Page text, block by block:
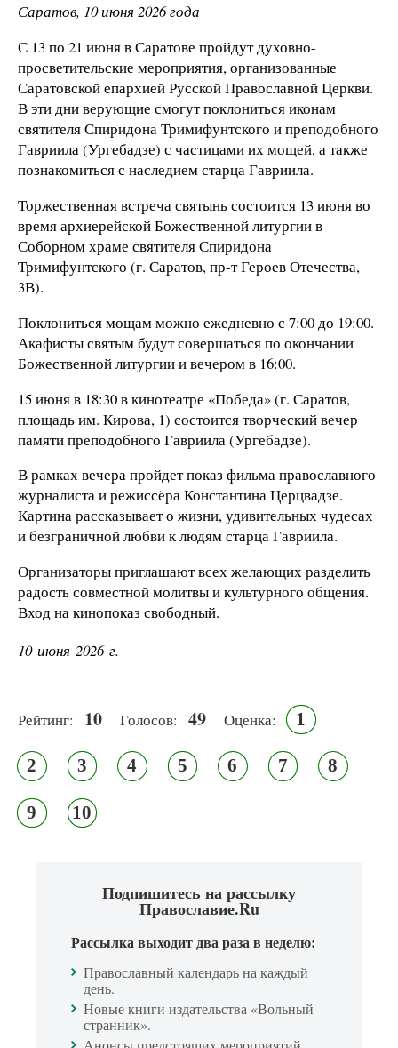
Саратов, 10 июня 2026 года
С 13 по 21 июня в Саратове пройдут духовно-
просветительские мероприятия, организованные
Саратовской епархией Русской Православной Церкви.
В эти дни верующие смогут поклониться иконам
святителя Спиридона Тримифунтского и преподобного
Гавриила (Ургебадзе) с частицами их мощей, а также
познакомиться с наследием старца Гавриила.
Торжественная встреча святынь состоится 13 июня во
время архиерейской Божественной литургии в
Соборном храме святителя Спиридона
Тримифунтского (г. Саратов, пр-т Героев Отечества,
3В).
Поклониться мощам можно ежедневно с 7:00 до 19:00.
Акафисты святым будут совершаться по окончании
Божественной литургии и вечером в 16:00.
15 июня в 18:30 в кинотеатре «Победа» (г. Саратов,
площадь им. Кирова, 1) состоится творческий вечер
памяти преподобного Гавриила (Ургебадзе).
В рамках вечера пройдет показ фильма православного
журналиста и режиссёра Константина Церцвадзе.
Картина рассказывает о жизни, удивительных чудесах
и безграничной любви к людям старца Гавриила.
Организаторы приглашают всех желающих разделить
радость совместной молитвы и культурного общения.
Вход на кинопоказ свободный.
10 июня 2026 г.
Рейтинг: 10 Голосов: 49 Оценка: 1
2 3 4 5 6 7 8
9 10
Подпишитесь на рассылку
Православие.Ru
Рассылка выходит два раза в неделю:
Православный календарь на каждый
день.
Новые книги издательства «Вольный
странник».